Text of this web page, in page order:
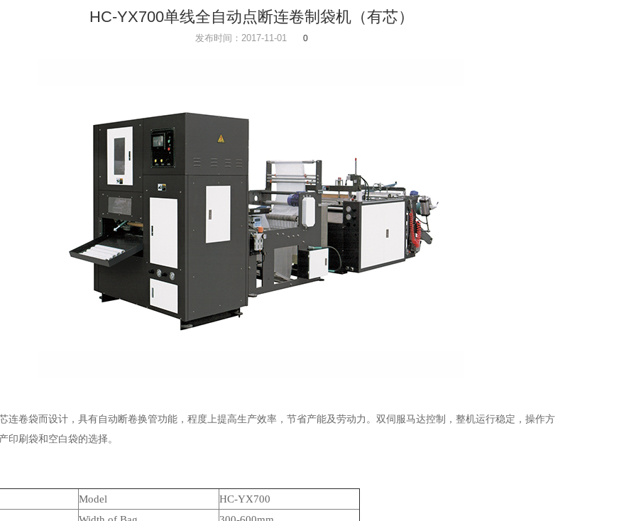
HC-YX700单线全自动点断连卷制袋机（有芯）
发布时间：2017-11-01 0
连卷袋而设计，具有自动断卷换管功能，程度上提高生产效率，节省产能及劳动力。双伺服马达控制，整机运行稳定，操作方
印刷袋和空白袋的选择。
Model HC-YX700